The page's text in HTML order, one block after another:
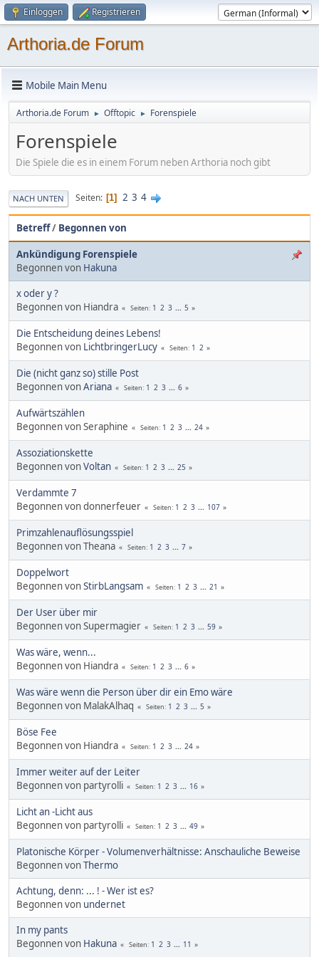
Einloggen Registrieren
Arthoria.de Forum
Mobile Main Menu
Arthoria.de Forum ► Offtopic ► Forenspiele
Forenspiele
Die Spiele die es in einem Forum neben Arthoria noch gibt
NACH UNTEN Seiten 1 2 3 4
Betreff/ Begonnen von
Ankündigung Forenspiele
Begonnen von Hakuna
x oder y ?
Begonnen von Hiandra
Seiten 1 2 3 ... 5
Die Entscheidung deines Lebens!
Begonnen von LichtbringerLucy Seiten 1 2
Die (nicht ganz so) stille Post
Begonnen vonAriana Seiten 1 2 3 ... 6
Aufwärtszählen
Begonnen von Seraphine
Seiten 1 2 3 ... 24
Assoziationskette
Begonnen vonVoltan Seiten 1 2 3 ... 25
Verdammte 7
Begonnen von donnerfeuer
Seiten 1 2 3 ... 107
Primzahlenauflösungsspiel
Begonnen von Theana
Seiten 1 2 3 ... 7
Doppelwort
Begonnen vonStirbLangsam Seiten 1 2 3 ... 21
Der User über mir
Begonnen von Supermagier
Seiten 1 2 3 ... 59
Was wäre, wenn...
Begonnen von Hiandra
Seiten 1 2 3 ... 6
Was wäre wenn die Person über dir ein Emo wäre
Begonnen von MalakAlhaq
Seiten 1 2 3 ... 5
Böse Fee
Begonnen von Hiandra
Seiten 1 2 3 ... 24
Immer weiter auf der Leiter
Begonnen von partyrolli
Seiten 1 2 3 ... 16
Licht an -Licht aus
Begonnen von partyrolli
Seiten 1 2 3 ... 49
Platonische Körper - Volumenverhältnisse: Anschauliche Beweise
Begonnen vonThermo
Achtung, denn: ... ! - Wer ist es?
Begonnen von undernet
In my pants
Begonnen von Hakuna Seiten 1 2 3 ... 11